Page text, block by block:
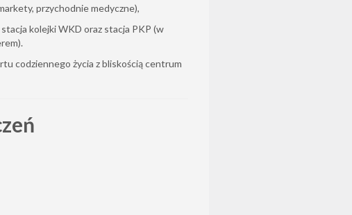
przychodnie medyczne),
kolejki WKD oraz stacja PKP (w
codziennego życia z bliskością centrum